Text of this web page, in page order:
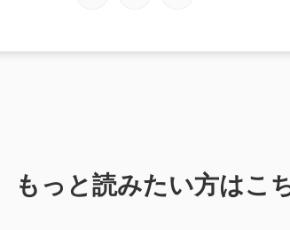
もっと読みたい方はこ